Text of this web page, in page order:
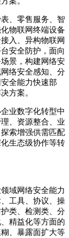
、零售服务、智
物联网终端设备
入、异构物联网
安全防护，面向
景，构建网络安
络安全感知、分
全能力快速部
方案。
业数字化转型中
、资源整合、业
索增强供需匹配
生态级协作等转
域网络安全能力
工具、协议、操
类、检测类、分
精益化等方面的
、暴露面扩大等